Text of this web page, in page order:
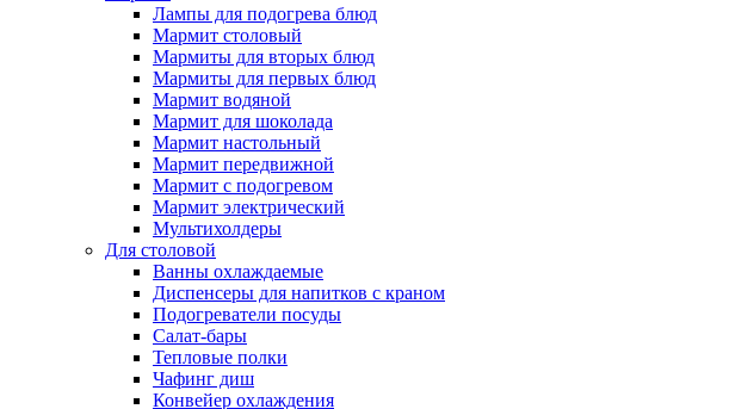
Лампы для подогрева блюд
Мармит столовый
Мармиты для вторых блюд
Мармиты для первых блюд
Мармит водяной
Мармит для шоколада
Мармит настольный
Мармит передвижной
Мармит с подогревом
Мармит электрический
Мультихолдеры
Для столовой
Ванны охлаждаемые
Диспенсеры для напитков с краном
Подогреватели посуды
Салат-бары
Тепловые полки
Чафинг диш
Конвейер охлаждения